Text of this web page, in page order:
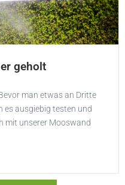
geholt
man etwas an Dritte
es ausgiebig testen und
mit unserer Mooswand